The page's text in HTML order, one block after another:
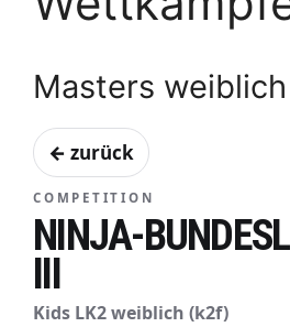
Masters weiblich
← zurück
COMPETITION
NINJA-
III
Kids LK2 weiblich (k2f)